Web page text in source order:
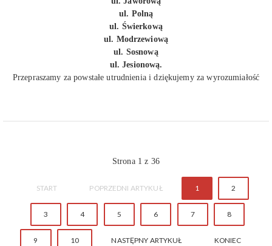
ul. Polną
ul. Świerkową
ul. Modrzewiową
ul. Sosnową
ul. Jesionową.
Przepraszamy za powstałe utrudnienia i dziękujemy za wyrozumiałość
Strona 1 z 36
START POPRZEDNI ARTYKUŁ 1 2
3 4 5 6 7 8
9 10 NASTĘPNY ARTYKUŁ KONIEC